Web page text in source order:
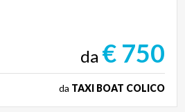
da € 750
da TAXI BOAT COLICO